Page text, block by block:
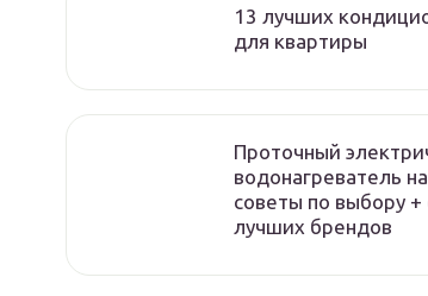
13 лучших
для квартиры
Проточный
водонагреватель
советы по выбору +
лучших брендов